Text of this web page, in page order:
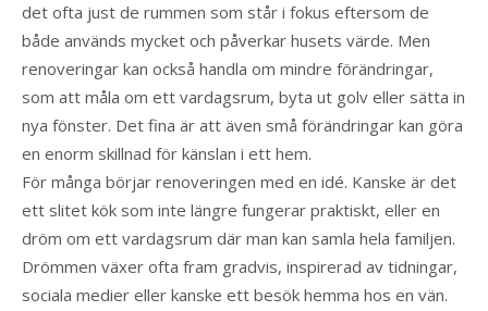
det ofta just de rummen som står i fokus eftersom de
både används mycket och påverkar husets värde. Men
renoveringar kan också handla om mindre förändringar,
som att måla om ett vardagsrum, byta ut golv eller sätta in
nya fönster. Det fina är att även små förändringar kan göra
en enorm skillnad för känslan i ett hem.
För många börjar renoveringen med en idé. Kanske är det
ett slitet kök som inte längre fungerar praktiskt, eller en
dröm om ett vardagsrum där man kan samla hela familjen.
Drömmen växer ofta fram gradvis, inspirerad av tidningar,
sociala medier eller kanske ett besök hemma hos en vän.